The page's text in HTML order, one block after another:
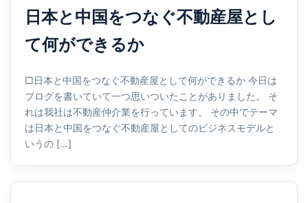
日本と中国をつなぐ不動産屋とし
て何ができるか
□日本と中国をつなぐ不動産屋として何ができるか 今日は
ブログを書いていて一つ思いついたことがありました。 そ
れは我社は不動産仲介業を行っています。 その中でテーマ
は日本と中国をつなぐ不動産屋としてのビジネスモデルと
いうの […]